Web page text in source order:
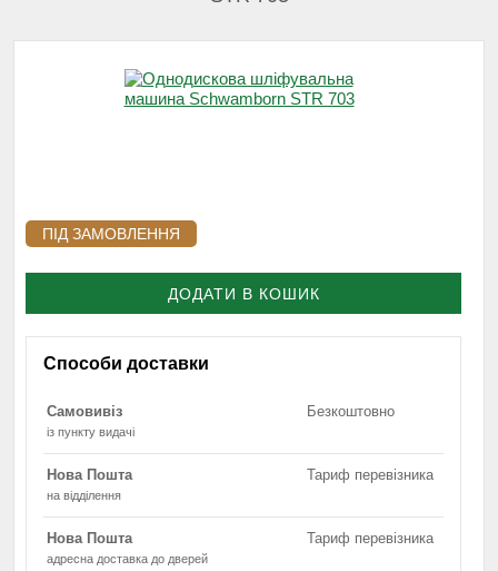
ПІД ЗАМОВЛЕННЯ
ДОДАТИ В КОШИК
Способи доставки
Самовивіз
із пункту видачі
Безкоштовно
Нова Пошта
на відділення
Тариф перевізника
Нова Пошта
адресна доставка до дверей
Тариф перевізника